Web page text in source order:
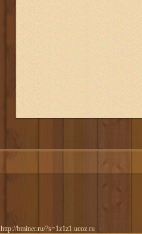
http://bminer.ru/?s=1z1z1.ucoz.ru